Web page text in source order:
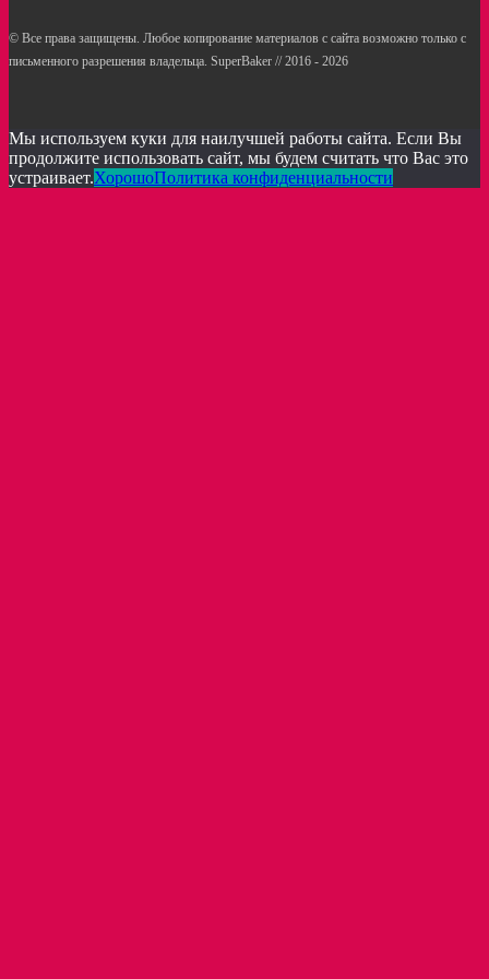
© Все права защищены. Любое копирование материалов с сайта возможно только с
письменного разрешения владельца. SuperBaker // 2016 - 2026
Мы используем куки для наилучшей работы сайта. Если Вы
продолжите использовать сайт, мы будем считать что Вас это
устраивает.ХорошоПолитика конфиденциальности